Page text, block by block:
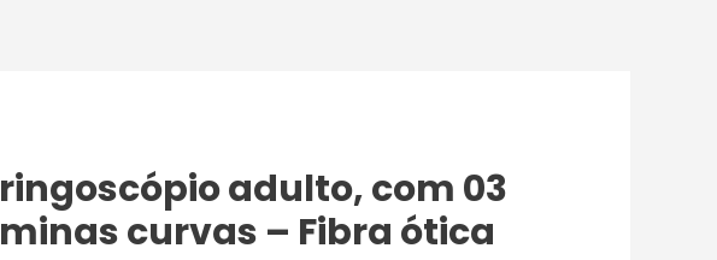
adulto, com 03
curvas – Fibra ótica